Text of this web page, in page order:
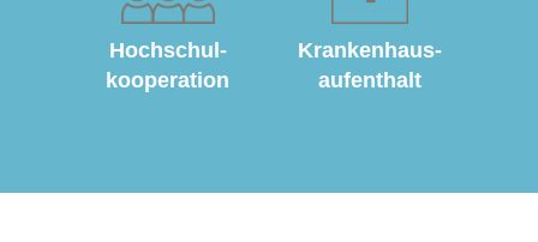
Hochschul­
kooperation
Krankenhaus­
aufenthalt